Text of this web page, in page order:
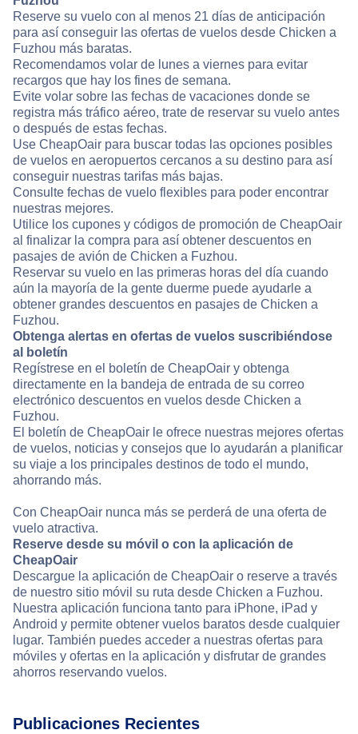
Reserve su vuelo con al menos 21 días de anticipación
para así conseguir las ofertas de vuelos desde Chicken a
Fuzhou más baratas.
Recomendamos volar de lunes a viernes para evitar
recargos que hay los fines de semana.
Evite volar sobre las fechas de vacaciones donde se
registra más tráfico aéreo, trate de reservar su vuelo antes
o después de estas fechas.
Use CheapOair para buscar todas las opciones posibles
de vuelos en aeropuertos cercanos a su destino para así
conseguir nuestras tarifas más bajas.
Consulte fechas de vuelo flexibles para poder encontrar
nuestras mejores.
Utilice los cupones y códigos de promoción de CheapOair
al finalizar la compra para así obtener descuentos en
pasajes de avión de Chicken a Fuzhou.
Reservar su vuelo en las primeras horas del día cuando
aún la mayoría de la gente duerme puede ayudarle a
obtener grandes descuentos en pasajes de Chicken a
Fuzhou.
Obtenga alertas en ofertas de vuelos suscribiéndose
al boletín
Regístrese en el boletín de CheapOair y obtenga
directamente en la bandeja de entrada de su correo
electrónico descuentos en vuelos desde Chicken a
Fuzhou.
El boletín de CheapOair le ofrece nuestras mejores ofertas
de vuelos, noticias y consejos que lo ayudarán a planificar
su viaje a los principales destinos de todo el mundo,
ahorrando más.
Con CheapOair nunca más se perderá de una oferta de
vuelo atractiva.
Reserve desde su móvil o con la aplicación de
CheapOair
Descargue la aplicación de CheapOair o reserve a través
de nuestro sitio móvil su ruta desde Chicken a Fuzhou.
Nuestra aplicación funciona tanto para iPhone, iPad y
Android y permite obtener vuelos baratos desde cualquier
lugar. También puedes acceder a nuestras ofertas para
móviles y ofertas en la aplicación y disfrutar de grandes
ahorros reservando vuelos.
Publicaciones Recientes